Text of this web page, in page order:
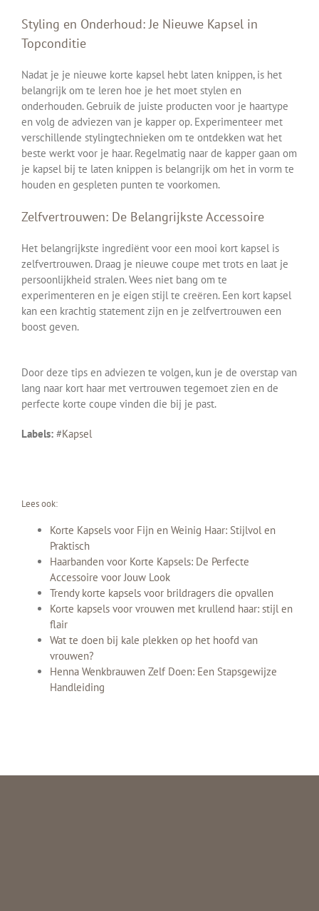
Styling en Onderhoud: Je Nieuwe Kapsel in
Topconditie
Nadat je je nieuwe korte kapsel hebt laten knippen, is het
belangrijk om te leren hoe je het moet stylen en
onderhouden. Gebruik de juiste producten voor je haartype
en volg de adviezen van je kapper op. Experimenteer met
verschillende stylingtechnieken om te ontdekken wat het
beste werkt voor je haar. Regelmatig naar de kapper gaan om
je kapsel bij te laten knippen is belangrijk om het in vorm te
houden en gespleten punten te voorkomen.
Zelfvertrouwen: De Belangrijkste Accessoire
Het belangrijkste ingrediënt voor een mooi kort kapsel is
zelfvertrouwen. Draag je nieuwe coupe met trots en laat je
persoonlijkheid stralen. Wees niet bang om te
experimenteren en je eigen stijl te creëren. Een kort kapsel
kan een krachtig statement zijn en je zelfvertrouwen een
boost geven.
Door deze tips en adviezen te volgen, kun je de overstap van
lang naar kort haar met vertrouwen tegemoet zien en de
perfecte korte coupe vinden die bij je past.
Labels: #Kapsel
Lees ook:
Korte Kapsels voor Fijn en Weinig Haar: Stijlvol en
Praktisch
Haarbanden voor Korte Kapsels: De Perfecte
Accessoire voor Jouw Look
Trendy korte kapsels voor brildragers die opvallen
Korte kapsels voor vrouwen met krullend haar: stijl en
flair
Wat te doen bij kale plekken op het hoofd van
vrouwen?
Henna Wenkbrauwen Zelf Doen: Een Stapsgewijze
Handleiding